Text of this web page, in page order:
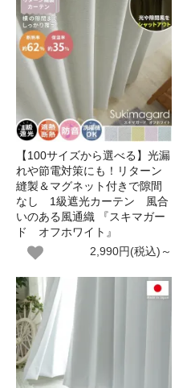
【100サイズから選べる】光漏
れや節電対策にも！リターン
縫製＆マグネット付きで隙間
なし 1級遮光カーテン 風合
いのある風通織 『スキマガー
ド オフホワイト』
2,990円(税込)～